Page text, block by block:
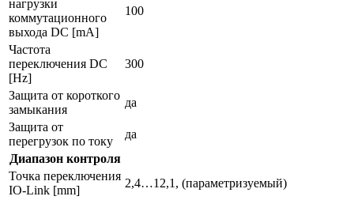
нагрузки
коммутационного
выхода DC [mA]
100
Частота
переключения DC
[Hz]
300
Защита от короткого
замыкания
да
Защита от
перегрузок по току
да
Диапазон контроля
Точка переключения
IO-Link [mm]
2,4…12,1, (параметризуемый)